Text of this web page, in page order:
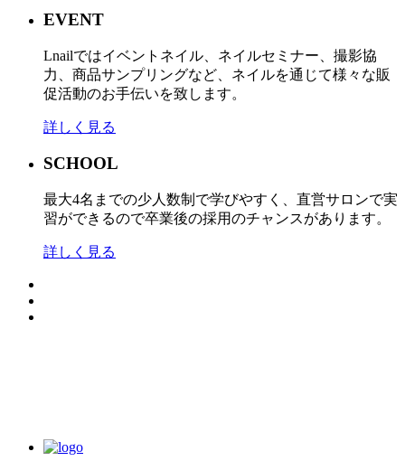
EVENT
Lnailではイベントネイル、ネイルセミナー、撮影協
力、商品サンプリングなど、ネイルを通じて様々な販
促活動のお手伝いを致します。
詳しく見る
SCHOOL
最大4名までの少人数制で学びやすく、直営サロンで実
習ができるので卒業後の採用のチャンスがあります。
詳しく見る